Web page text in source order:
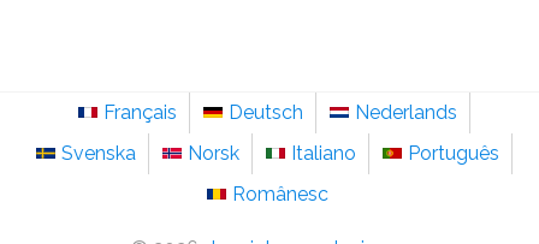
Français Deutsch
Nederlands
Svenska
Norsk Italiano
Português
Românesc